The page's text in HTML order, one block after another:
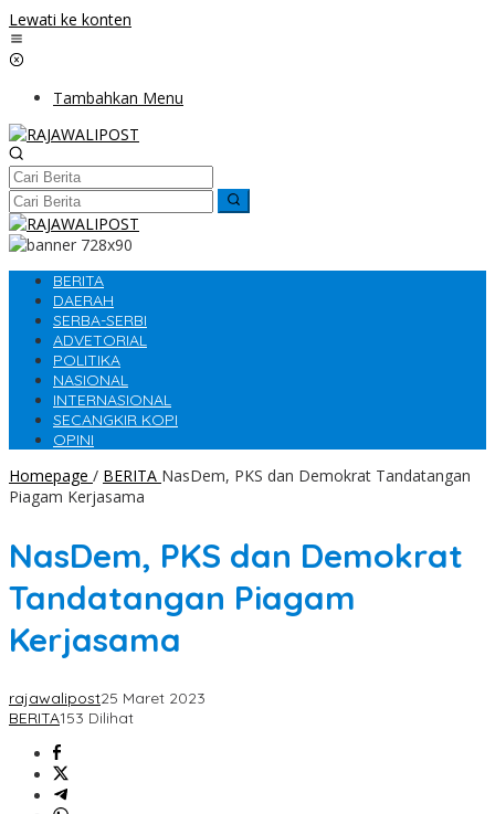
Lewati ke konten
Tambahkan Menu
BERITA
DAERAH
SERBA-SERBI
ADVETORIAL
POLITIKA
NASIONAL
INTERNASIONAL
SECANGKIR KOPI
OPINI
Homepage / BERITA NasDem, PKS dan Demokrat Tandatangan
Piagam Kerjasama
NasDem, PKS dan Demokrat
Tandatangan Piagam
Kerjasama
rajawalipost25 Maret 2023
BERITA153 Dilihat